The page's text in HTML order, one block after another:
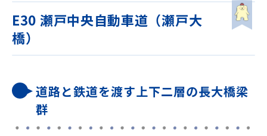
E30 瀬戸中央自動車道（瀬戸大
橋）
道路と鉄道を渡す上下二層の長大橋梁
群